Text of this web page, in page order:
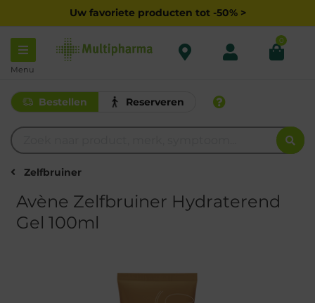
Uw favoriete producten tot -50% >
Menu
0
Bestellen Reserveren
Zelfbruiner
Avène Zelfbruiner Hydraterend
Gel 100ml